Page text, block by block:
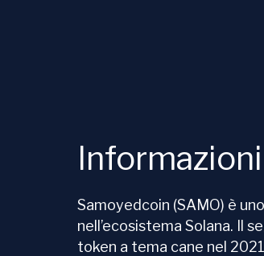
Samoyedcoin (SAMO) è
nell’ecosistema Solana. Il
token a tema cane nel